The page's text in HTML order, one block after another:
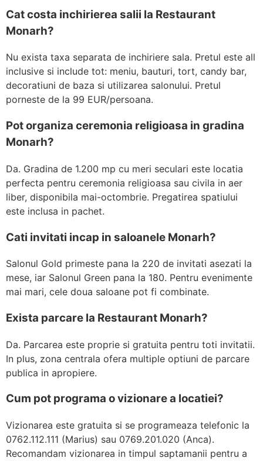
Cat costa inchirierea salii la Restaurant
Monarh?
Nu exista taxa separata de inchiriere sala. Pretul este all
inclusive si include tot: meniu, bauturi, tort, candy bar,
decoratiuni de baza si utilizarea salonului. Pretul
porneste de la 99 EUR/persoana.
Pot organiza ceremonia religioasa in gradina
Monarh?
Da. Gradina de 1.200 mp cu meri seculari este locatia
perfecta pentru ceremonia religioasa sau civila in aer
liber, disponibila mai-octombrie. Pregatirea spatiului
este inclusa in pachet.
Cati invitati incap in saloanele Monarh?
Salonul Gold primeste pana la 220 de invitati asezati la
mese, iar Salonul Green pana la 180. Pentru evenimente
mai mari, cele doua saloane pot fi combinate.
Exista parcare la Restaurant Monarh?
Da. Parcarea este proprie si gratuita pentru toti invitatii.
In plus, zona centrala ofera multiple optiuni de parcare
publica in apropiere.
Cum pot programa o vizionare a locatiei?
Vizionarea este gratuita si se programeaza telefonic la
0762.112.111 (Marius) sau 0769.201.020 (Anca).
Recomandam vizionarea in timpul saptamanii pentru a